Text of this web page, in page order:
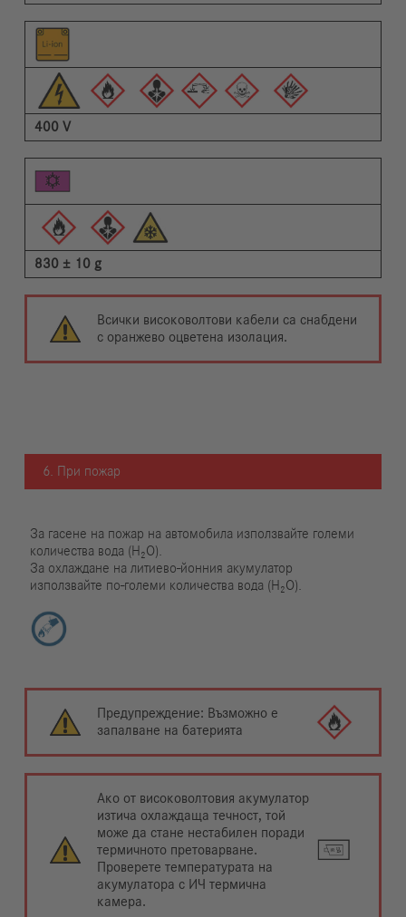
400 V
830 ± 10 g
Всички високоволтови кабели са снабдени
с оранжево оцветена изолация.
6. При пожар
За гасене на пожар на автомобила използвайте големи
количества вода (H₂O).
За охлаждане на литиево-йонния акумулатор
използвайте по-големи количества вода (H₂O).
Предупреждение: Възможно е
запалване на батерията
Ако от високоволтовия акумулатор
изтича охлаждаща течност, той
може да стане нестабилен поради
термичното претоварване.
Проверете температурата на
акумулатора с ИЧ термична
камера.